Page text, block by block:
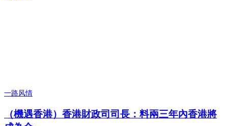
一路风情
（機遇香港）香港財政司司長：料兩三年內香港將